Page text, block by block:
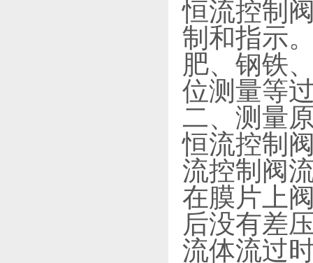
恒流控制
制和指示
肥、钢铁
位测量等
二、测量
恒流控制
流控制阀
在膜片上
后没有差
流体流过